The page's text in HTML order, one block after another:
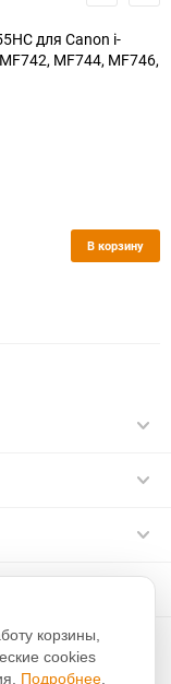
для Canon i-
MF744, MF746,
В корзину
корзины,
cookies
Подробнее